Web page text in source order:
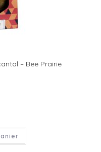
– Bee Prairie